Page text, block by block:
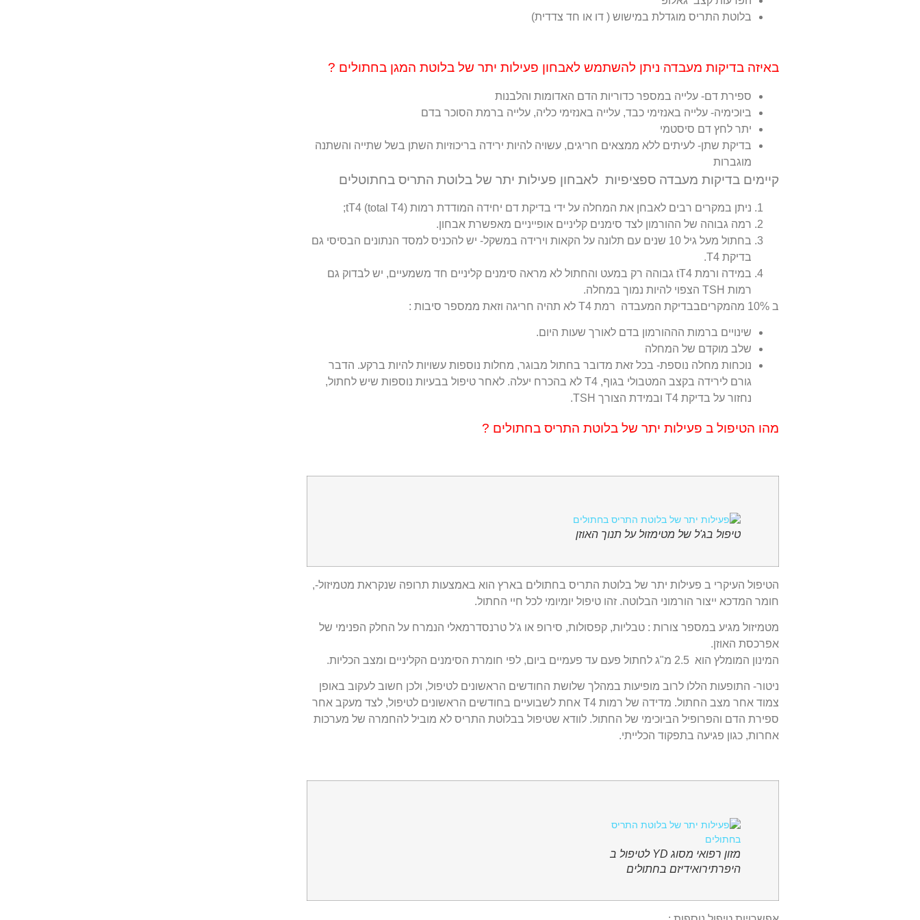
בלוטת התריס מוגדלת במישוש ( דו או חד צדדית)
באיזה בדיקות מעבדה ניתן להשתמש לאבחון פעילות יתר של בלוטת המגן בחתולים ?
ספירת דם- עלייה במספר כדוריות הדם האדומות והלבנות
ביוכימיה- עלייה באנזימי כבד, עלייה באנזימי כליה, עלייה ברמת הסוכר בדם
יתר לחץ דם סיסטמי
בדיקת שתן- לעיתים ללא ממצאים חריגים, עשויה להיות ירידה בריכוזיות השתן בשל שתייה והשתנה
מוגברות
קיימים בדיקות מעבדה ספציפיות לאבחון פעילות יתר של בלוטת התריס בחתוטלים
ניתן במקרים רבים לאבחן את המחלה על ידי בדיקת דם יחידה המודדת רמות tT4 (total T4);
רמה גבוהה של ההורמון לצד סימנים קליניים אופייניים מאפשרת אבחון.
בחתול מעל גיל 10 שנים עם תלונה על הקאות וירידה במשקל- יש להכניס למסד הנתונים הבסיסי גם
בדיקת T4.
במידה ורמת tT4 גבוהה רק במעט והחתול לא מראה סימנים קליניים חד משמעיים, יש לבדוק גם
רמות TSH הצפוי להיות נמוך במחלה.
ב 10% מהמקריםבבדיקת המעבדה רמת T4 לא תהיה חריגה וזאת ממספר סיבות :
שינויים ברמות הההורמון בדם לאורך שעות היום.
שלב מוקדם של המחלה
נוכחות מחלה נוספת- בכל זאת מדובר בחתול מבוגר, מחלות נוספות עשויות להיות ברקע. הדבר
גורם לירידה בקצב המטבולי בגוף, T4 לא בהכרח יעלה. לאחר טיפול בבעיות נוספות שיש לחתול,
נחזור על בדיקת T4 ובמידת הצורך TSH.
מהו הטיפול ב פעילות יתר של בלוטת התריס בחתולים ?
טיפול בג'ל של מטימזול על תנוך האוזן
הטיפול העיקרי ב פעילות יתר של בלוטת התריס בחתולים בארץ הוא באמצעות תרופה שנקראת מטמיזול-,
חומר המדכא ייצור הורמוני הבלוטה. זהו טיפול יומיומי לכל חיי החתול.
מטמיזול מגיע במספר צורות : טבליות, קפסולות, סירופ או ג'ל טרנסדרמאלי הנמרח על החלק הפנימי של
אפרכסת האוזן.
המינון המומלץ הוא 2.5 מ"ג לחתול פעם עד פעמיים ביום, לפי חומרת הסימנים הקליניים ומצב הכליות.
ניטור- התופעות הללו לרוב מופיעות במהלך שלושת החודשים הראשונים לטיפול, ולכן חשוב לעקוב באופן
צמוד אחר מצב החתול.
מדידה של רמות T4 אחת לשבועיים בחודשים הראשונים לטיפול, לצד מעקב אחר
ספירת הדם והפרופיל הביוכימי של החתול. לוודא שטיפול בבלוטת התריס לא מוביל להחמרה של מערכות
אחרות, כגון פגיעה בתפקוד הכלייתי.
מזון רפואי מסוג YD לטיפול ב
היפרתירואידיזם בחתולים